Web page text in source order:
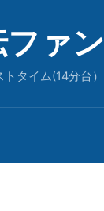
ァン
タイム(14分台